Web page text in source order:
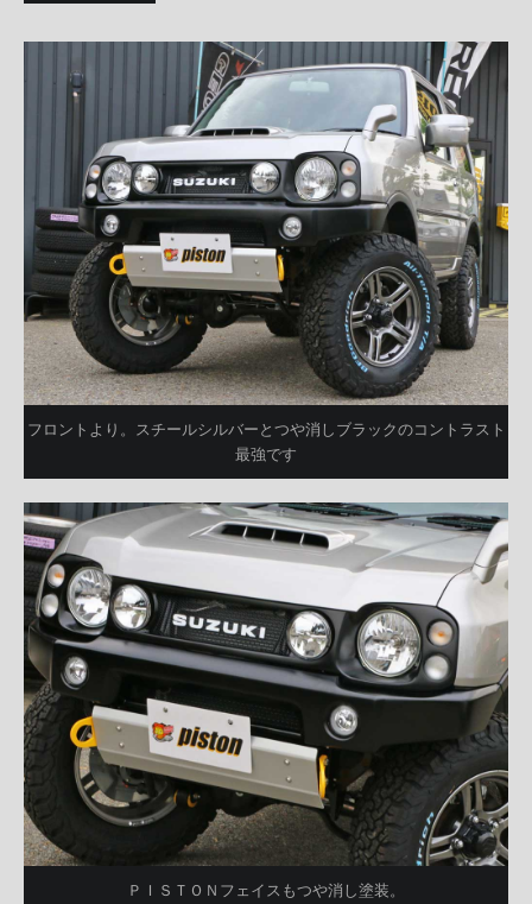
フロントより。スチールシルバーとつや消しブラックのコントラスト
最強です
ＰＩＳＴＯＮフェイスもつや消し塗装。